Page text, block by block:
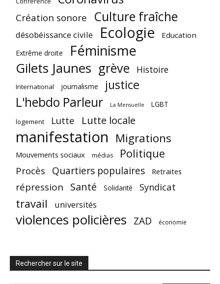
Création sonore Culture fraîche
désobéissance civile Ecologie Education
Extrême droite Féminisme
Gilets Jaunes grève Histoire
International journalisme justice
L'hebdo Parleur La Mensuelle
LGBT
logement
Lutte Lutte locale
manifestation Migrations
Mouvements sociaux médias Politique
Procès Quartiers populaires Retraites
répression Santé Solidarité Syndicat
travail universités
violences policières ZAD économie
Rechercher sur le site